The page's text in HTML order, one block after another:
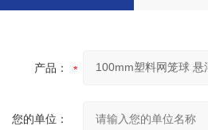
产品：
您的单位：